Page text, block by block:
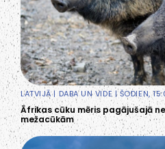
LATVIJĀ| DABA UN VIDE | ŠODIEN,
Āfrikas cūku mēris pagājušajā
mežacūkām